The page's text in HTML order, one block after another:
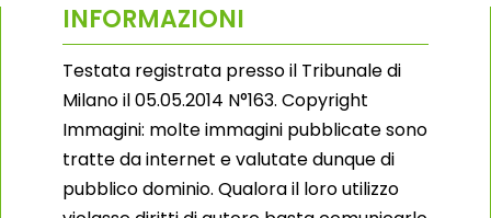
INFORMAZIONI
Testata registrata presso il Tribunale di
Milano il 05.05.2014 N°163. Copyright
Immagini: molte immagini pubblicate sono
tratte da internet e valutate dunque di
pubblico dominio. Qualora il loro utilizzo